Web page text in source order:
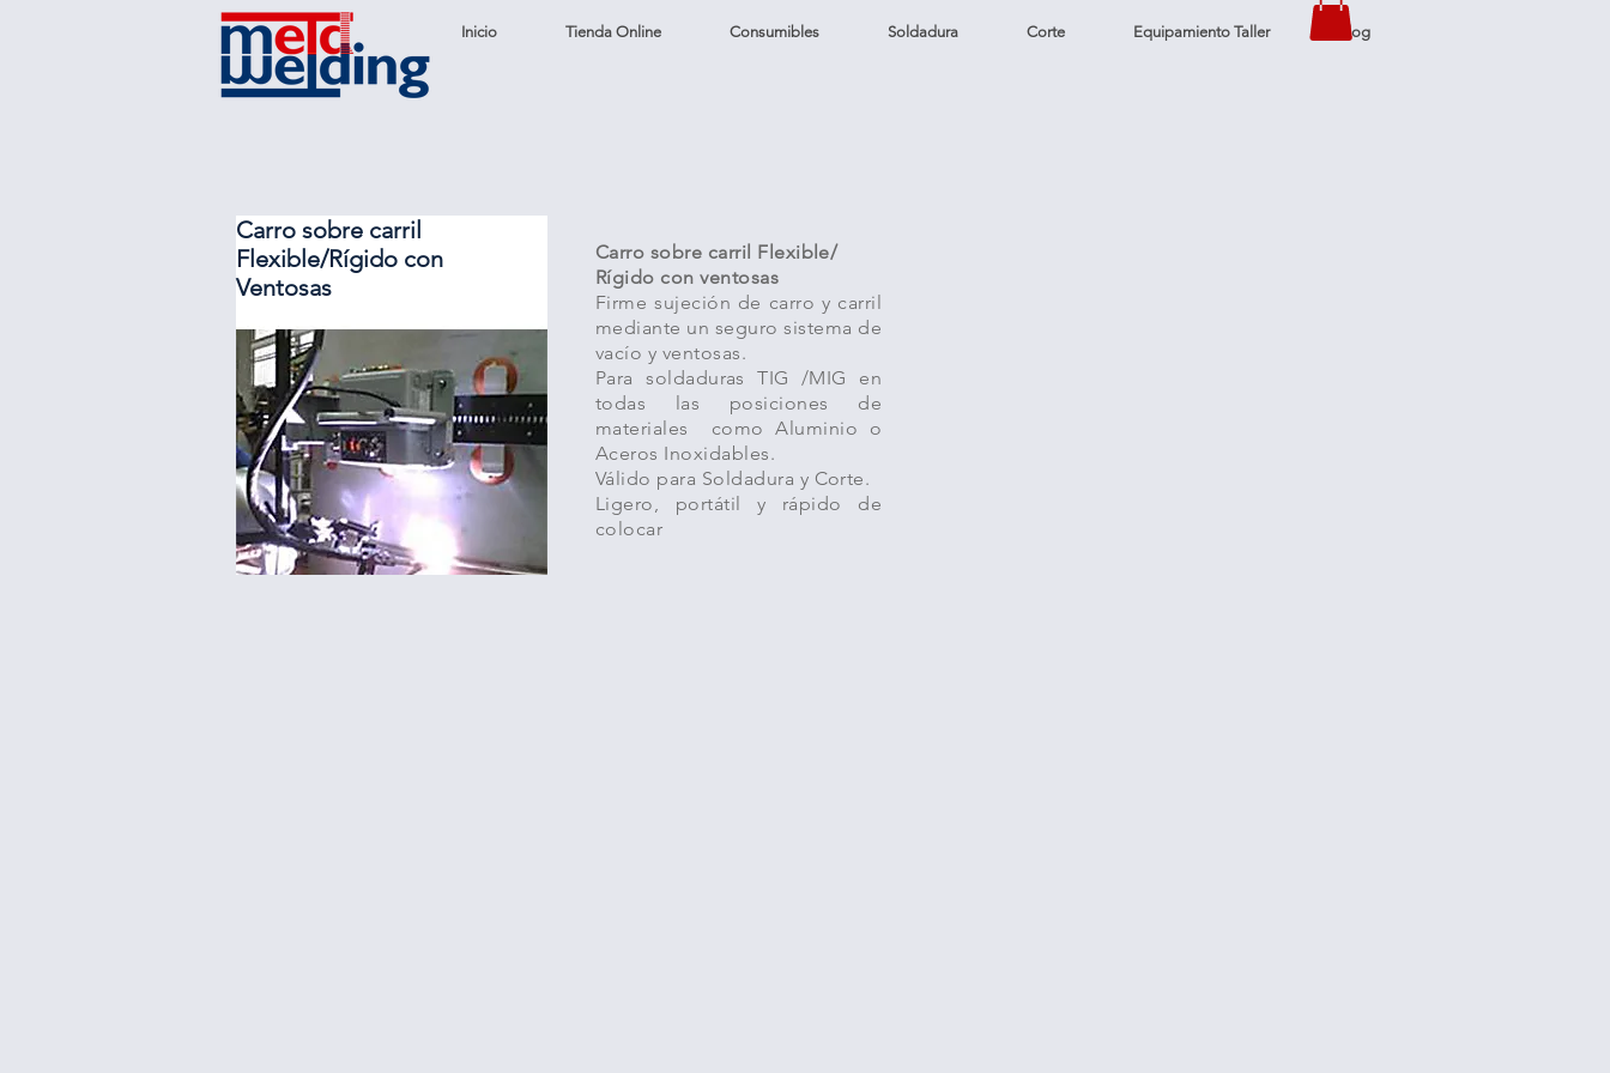
Inicio Tienda Online Consumibles Soldadura Corte Equipamiento Taller Blog
Carro sobre carril
Flexible/Rígido con
Ventosas
Carro sobre carril Flexible/
Rígido con ventosas
Firme sujeción de carro y carril
mediante un seguro sistema de
vacío y ventosas.
Para soldaduras TIG /MIG en
todas las posiciones de
materiales como Aluminio o
Aceros Inoxidables.
Válido para Soldadura y Corte.
Ligero, portátil y rápido de
colocar